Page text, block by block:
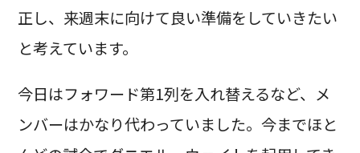
正し、来週末に向けて良い準備をしていきたい
と考えています。
今日はフォワード第1列を入れ替えるなど、メ
ンバーはかなり代わっていました。今までほと